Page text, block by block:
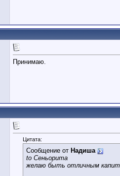
Принимаю.
Цитата:
Сообщение от Надиша
to Сеньорита
желаю быть отличным